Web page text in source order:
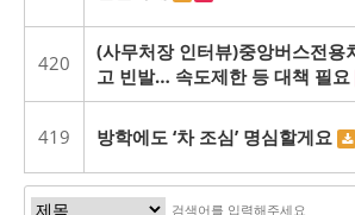
420
(사무처장 인터뷰)중앙버스전용
고 빈발… 속도제한 등 대책 필요
419 방학에도 ‘차 조심’ 명심할게요